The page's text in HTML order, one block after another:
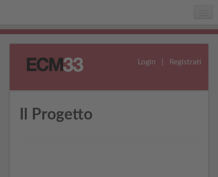
Home
Assistenza
Login Registrati
Il Progetto